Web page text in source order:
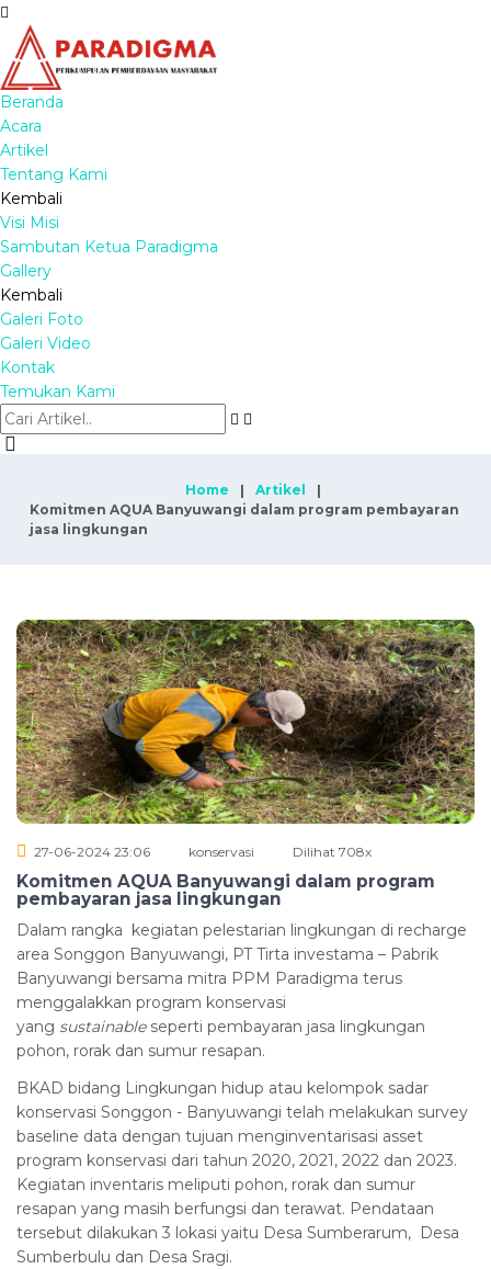
Beranda
Acara
Artikel
Tentang Kami
Kembali
Visi Misi
Sambutan Ketua Paradigma
Gallery
Kembali
Galeri Foto
Galeri Video
Kontak
Temukan Kami
Home
Artikel
Komitmen AQUA Banyuwangi dalam program pembayaran
jasa lingkungan
27-06-2024 23:06 konservasi Dilihat 708x
Komitmen AQUA Banyuwangi dalam program
pembayaran jasa lingkungan
Dalam rangka kegiatan pelestarian lingkungan di recharge
area Songgon Banyuwangi, PT Tirta investama – Pabrik
Banyuwangi bersama mitra PPM Paradigma terus
menggalakkan program konservasi
yang sustainable seperti pembayaran jasa lingkungan
pohon, rorak dan sumur resapan.
BKAD bidang Lingkungan hidup atau kelompok sadar
konservasi Songgon - Banyuwangi telah melakukan survey
baseline data dengan tujuan menginventarisasi asset
program konservasi dari tahun 2020, 2021, 2022 dan 2023.
Kegiatan inventaris meliputi pohon, rorak dan sumur
resapan yang masih berfungsi dan terawat. Pendataan
tersebut dilakukan 3 lokasi yaitu Desa Sumberarum, Desa
Sumberbulu dan Desa Sragi.